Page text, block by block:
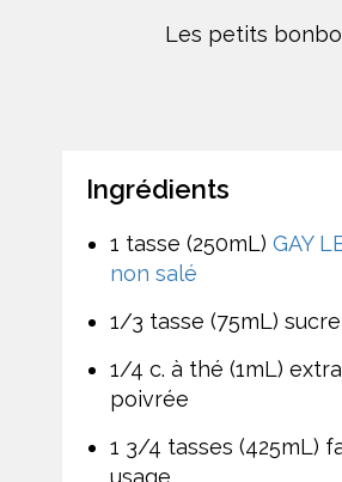
Les petits
Ingrédients
1 tasse (250mL) GAY
non salé
1/3 tasse (75mL)
1/4 c. à thé (1mL)
poivrée
1 3/4 tasses (425mL)
usage